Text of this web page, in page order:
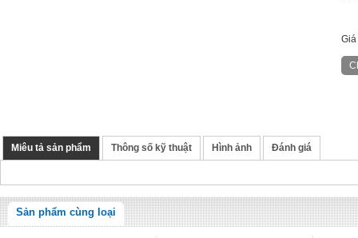
Miêu tả sản phẩm Thông số kỹ thuật Hình ảnh Đánh giá
Sản phẩm cùng loại